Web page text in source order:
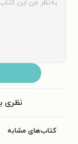
نظری
کتاب‌های مشابه